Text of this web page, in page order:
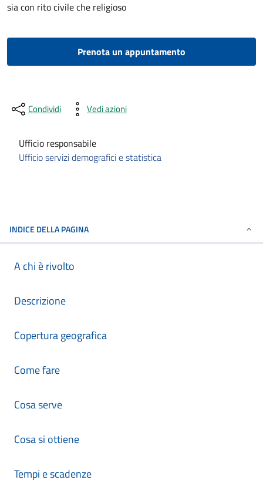
sia con rito civile che religioso
Prenota un appuntamento
Condividi Vedi azioni
Ufficio responsabile
Ufficio servizi demografici e statistica
INDICE DELLA PAGINA
A chi è rivolto
Descrizione
Copertura geografica
Come fare
Cosa serve
Cosa si ottiene
Tempi e scadenze